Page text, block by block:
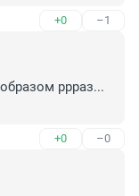
+0 –1
ррраз...
+0 –0